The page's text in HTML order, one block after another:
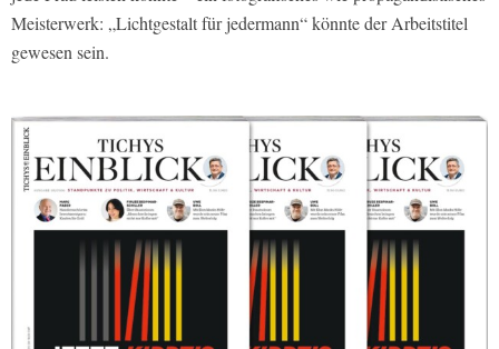
Meisterwerk: „Lichtgestalt für jedermann“ könnte der Arbeitstitel
gewesen sein.